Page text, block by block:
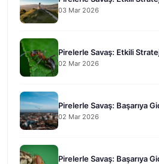
03 Mar 2026
Pirelerle Savaş: Etkili
02 Mar 2026
Pirelerle Savaş: Başarıya
02 Mar 2026
Pirelerle Savaş: Başarıya